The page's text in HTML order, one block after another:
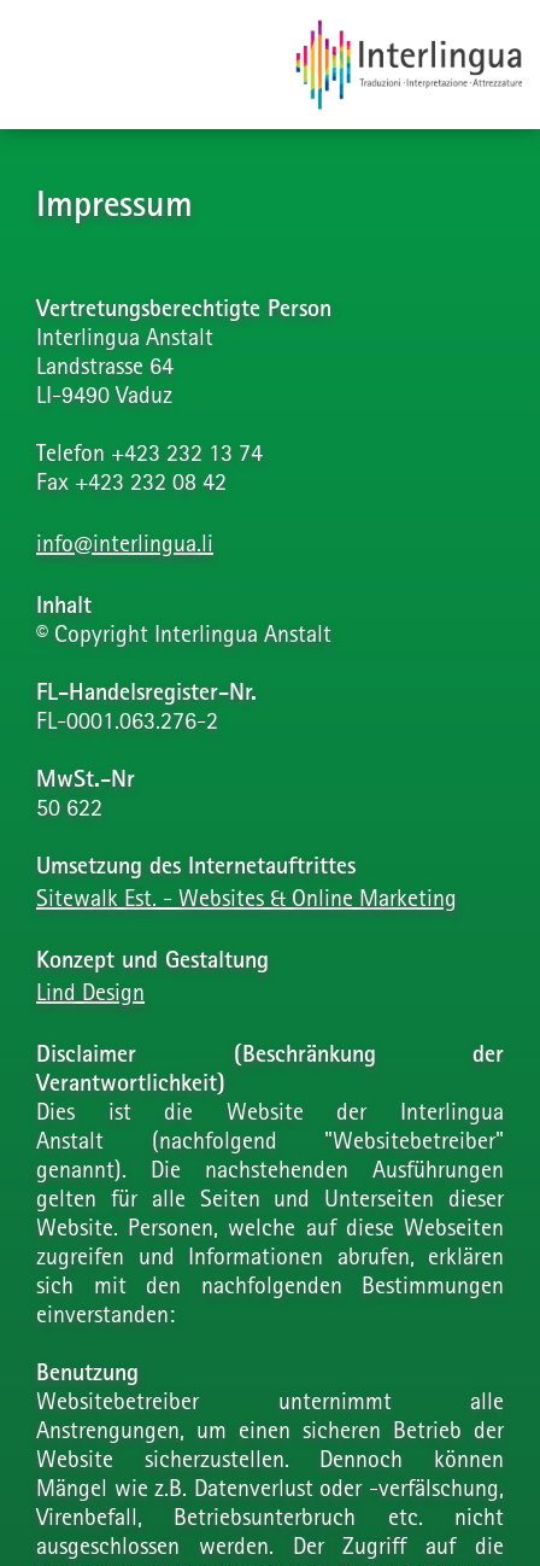
Impressum
Vertretungsberechtigte Person
Interlingua Anstalt
Landstrasse 64
LI-9490 Vaduz
Telefon +423 232 13 74
Fax +423 232 08 42
info@interlingua.li
Inhalt
© Copyright Interlingua Anstalt
FL-Handelsregister-Nr.
FL-0001.063.276-2
MwSt.-Nr
50 622
Umsetzung des Internetauftrittes
Sitewalk Est. - Websites & Online Marketing
Konzept und Gestaltung
Lind Design
Disclaimer (Beschränkung der
Verantwortlichkeit)
Dies ist die Website der Interlingua
Anstalt (nachfolgend "Websitebetreiber"
genannt). Die nachstehenden Ausführungen
gelten für alle Seiten und Unterseiten dieser
Website. Personen, welche auf diese Webseiten
zugreifen und Informationen abrufen, erklären
sich mit den nachfolgenden Bestimmungen
einverstanden:
Benutzung
Websitebetreiber unternimmt alle
Anstrengungen, um einen sicheren Betrieb der
Website sicherzustellen. Dennoch können
Mängel wie z.B. Datenverlust oder -verfälschung,
Virenbefall, Betriebsunterbruch etc. nicht
ausgeschlossen werden. Der Zugriff auf die